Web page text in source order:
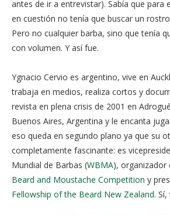
antes de ir a entrevistar). Sabía que para
en cuestión no tenía que buscar un
Pero no cualquier barba, sino que tenía
con volumen. Y así fue.
Ygnacio Cervio es argentino, vive en
trabaja en medios, realiza cortos y
revista en plena crisis de 2001 en
Buenos Aires, Argentina y le encanta
eso queda en segundo plano ya que su
completamente fascinante: es
Mundial de Barbas (WBMA), organizador
Beard and Moustache Competition y
Fellowship of the Beard New Zealand.